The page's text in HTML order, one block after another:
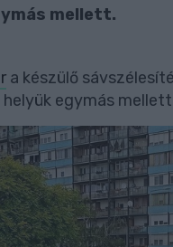
mellett.
a készülő
egymás